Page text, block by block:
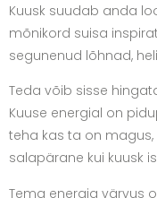
Kuusk suudab anda
mõnikord suisa
segunenud lõhnad,
Teda võib sisse
Kuuse energial on
teha kas ta on
salapärane kui kuusk
Tema energia värvus